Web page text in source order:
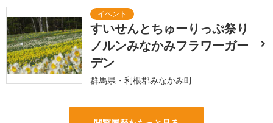
すいせんとちゅーりっぷ祭り
ノルンみなかみフラワーガー
デン
群馬県・利根郡みなかみ町